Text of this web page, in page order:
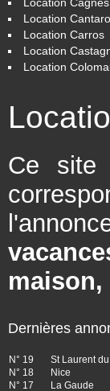
Location
Location
Location Carros
Location
Location
Ce site
Dernières
N° 19 St Laurent du
N° 18
Nice
N° 17
La Gaude